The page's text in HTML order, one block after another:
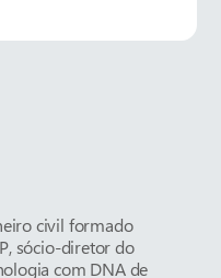
civil formado
sócio-diretor do
com DNA de